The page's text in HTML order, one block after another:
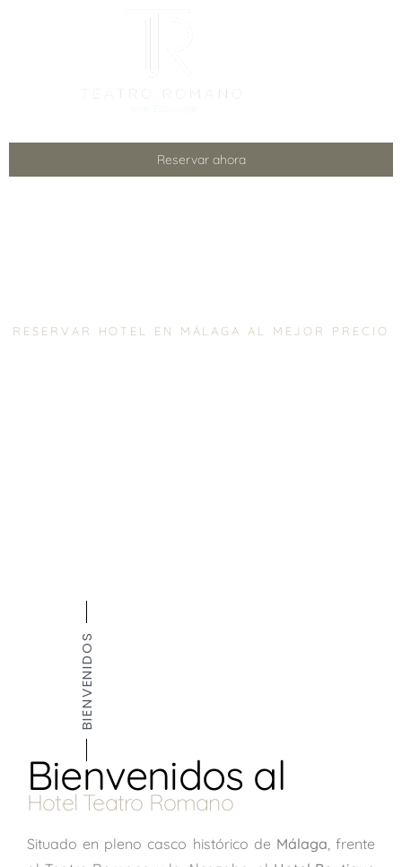
Reservar ahora
RESERVAR HOTEL EN MÁLAGA AL MEJOR PRECIO
Bienvenidos al
Hotel Teatro Romano
Situado en pleno casco histórico de Málaga, frente
BIENVENIDOS